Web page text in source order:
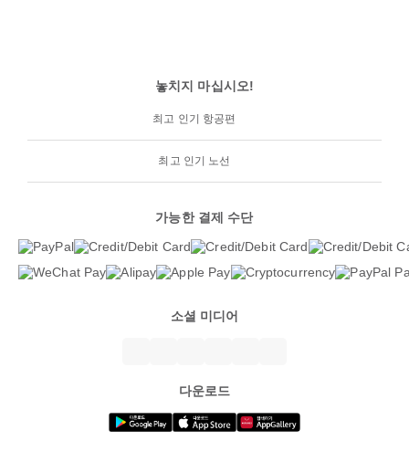
놓치지 마십시오!
최고 인기 항공편
최고 인기 노선
가능한 결제 수단
소셜 미디어
다운로드